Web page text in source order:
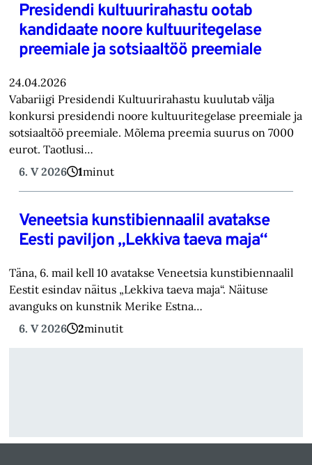
Presidendi kultuurirahastu ootab
kandidaate noore kultuuritegelase
preemiale ja sotsiaaltöö preemiale
24.04.2026
Vabariigi Presidendi Kultuurirahastu kuulutab välja
konkursi presidendi noore kultuuritegelase preemiale ja
sotsiaaltöö preemiale. Mõlema preemia suurus on 7000
eurot. Taotlusi…
6. V 2026
1minut
Veneetsia kunstibiennaalil avatakse
Eesti paviljon „Lekkiva taeva maja“
Täna, 6. mail kell 10 avatakse Veneetsia kunstibiennaalil
Eestit esindav näitus „Lekkiva taeva maja“. Näituse
avanguks on kunstnik Merike Estna…
6. V 2026
2minutit